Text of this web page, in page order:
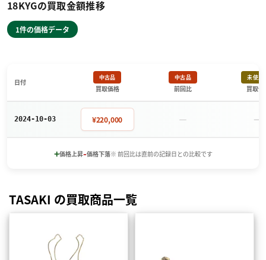
18KYGの買取金額推移
1件の価格データ
日付
中古品
買取価格
中古品
前回比
未使用
買取価
2024-10-03 ¥220,000 － －
+価格上昇-価格下落※ 前回比は直前の記録日との比較です
TASAKI の買取商品一覧